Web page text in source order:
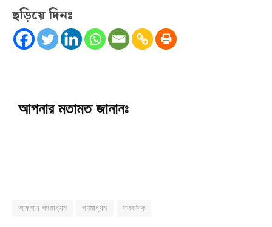
ছড়িয়ে দিনঃ
আপনার মতামত জানানঃ
আফগান গণমাধ্যম গণমাধ্যম সাংবাদিক